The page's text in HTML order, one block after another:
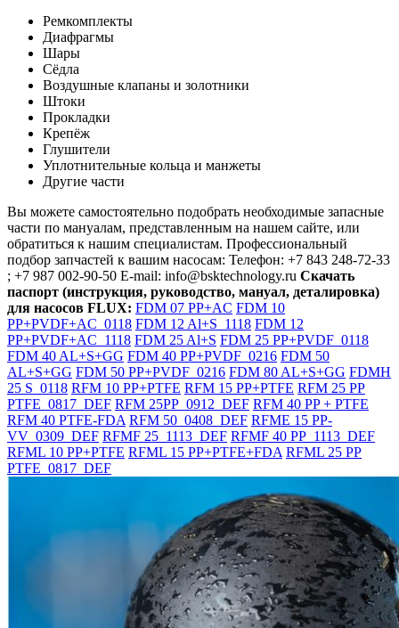
Ремкомплекты
Диафрагмы
Шары
Сёдла
Воздушные клапаны и золотники
Штоки
Прокладки
Крепёж
Глушители
Уплотнительные кольца и манжеты
Другие части
Вы можете самостоятельно подобрать необходимые запасные
части по мануалам, представленным на нашем сайте, или
обратиться к нашим специалистам. Профессиональный
подбор запчастей к вашим насосам: Телефон: +7 843 248-72-33
; +7 987 002-90-50 E-mail: info@bsktechnology.ru Скачать
паспорт (инструкция, руководство, мануал, деталировка)
для насосов FLUX: FDM 07 PP+AC FDM 10
PP+PVDF+AC_0118 FDM 12 Al+S_1118 FDM 12
PP+PVDF+AC_1118 FDM 25 Al+S FDM 25 PP+PVDF_0118
FDM 40 AL+S+GG FDM 40 PP+PVDF_0216 FDM 50
AL+S+GG FDM 50 PP+PVDF_0216 FDM 80 AL+S+GG FDMH
25 S_0118 RFM 10 PP+PTFE RFM 15 PP+PTFE RFM 25 PP
PTFE_0817_DEF RFM 25PP_0912_DEF RFM 40 PP + PTFE
RFM 40 PTFE-FDA RFM 50_0408_DEF RFME 15 PP-
VV_0309_DEF RFMF 25_1113_DEF RFMF 40 PP_1113_DEF
RFML 10 PP+PTFE RFML 15 PP+PTFE+FDA RFML 25 PP
PTFE_0817_DEF